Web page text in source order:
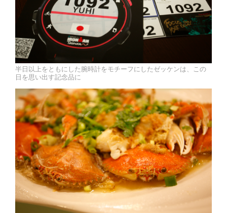
半日以上をともにした腕時計をモチーフにしたゼッケンは、この
日を思い出す記念品に